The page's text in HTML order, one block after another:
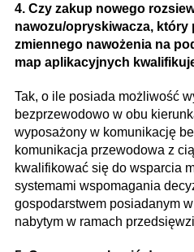
4. Czy zakup nowego
nawozu/opryskiwacza, który
zmiennego nawożenia na
map aplikacyjnych
Tak, o ile posiada możliwość
bezprzewodowo w obu
wyposażony w komunikację
komunikacja przewodowa z
kwalifikować się do wsparcia
systemami wspomagania
gospodarstwem posiadanym
nabytym w ramach